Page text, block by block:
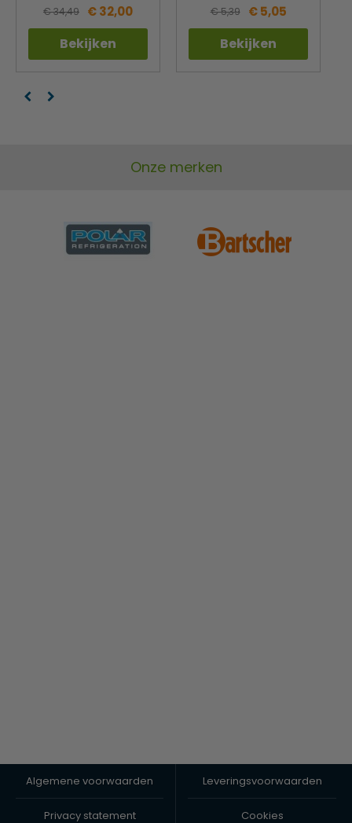
€ 34,49 € 32,00
Bekijken
€ 5,39 € 5,05
Bekijken
Onze merken
Algemene voorwaarden Leveringsvoorwaarden
Privacy statement Cookies